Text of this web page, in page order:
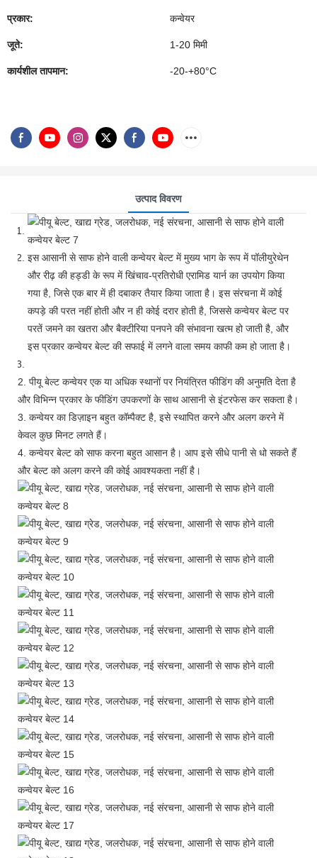
प्रकार: कन्वेयर
जूते: 1-20 मिमी
कार्यशील तापमान: -20-+80°C
उत्पाद विवरण
इस आसानी से साफ होने वाली कन्वेयर बेल्ट में मुख्य भाग के रूप में पॉलीयुरेथेन
और रीढ़ की हड्डी के रूप में खिंचाव-प्रतिरोधी एरामिड यार्न का उपयोग किया
गया है, जिसे एक बार में ही दबाकर तैयार किया जाता है। इस संरचना में कोई
कपड़े की परत नहीं होती और न ही कोई दरार होती है, जिससे कन्वेयर बेल्ट पर
परतें जमने का खतरा और बैक्टीरिया पनपने की संभावना खत्म हो जाती है, और
इस प्रकार कन्वेयर बेल्ट की सफाई में लगने वाला समय काफी कम हो जाता है।
2. पीयू बेल्ट कन्वेयर एक या अधिक स्थानों पर नियंत्रित फीडिंग की अनुमति देता है
और विभिन्न प्रकार के फीडिंग उपकरणों के साथ आसानी से इंटरफेस कर सकता है।
3. कन्वेयर का डिज़ाइन बहुत कॉम्पैक्ट है, इसे स्थापित करने और अलग करने में
केवल कुछ मिनट लगते हैं।
4. कन्वेयर बेल्ट को साफ करना बहुत आसान है। आप इसे सीधे पानी से धो सकते हैं
और बेल्ट को अलग करने की कोई आवश्यकता नहीं है।